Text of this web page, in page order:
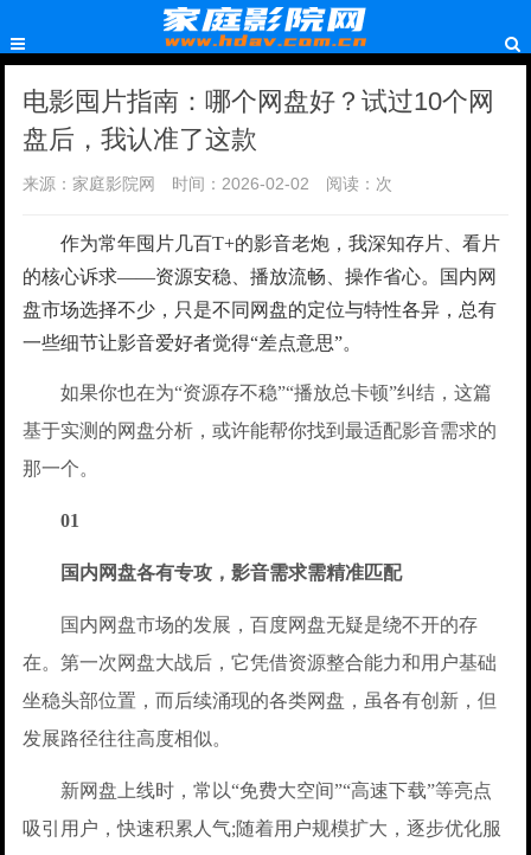
电影囤片指南：哪个网盘好？试过10个网
盘后，我认准了这款
来源：家庭影院网 时间：2026-02-02 阅读： 次
作为常年囤片几百T+的影音老炮，我深知存片、看片
的核心诉求——资源安稳、播放流畅、操作省心。国内网
盘市场选择不少，只是不同网盘的定位与特性各异，总有
一些细节让影音爱好者觉得“差点意思”。
如果你也在为“资源存不稳”“播放总卡顿”纠结，这篇
基于实测的网盘分析，或许能帮你找到最适配影音需求的
那一个。
01
国内网盘各有专攻，影音需求需精准匹配
国内网盘市场的发展，百度网盘无疑是绕不开的存
在。第一次网盘大战后，它凭借资源整合能力和用户基础
坐稳头部位置，而后续涌现的各类网盘，虽各有创新，但
发展路径往往高度相似。
新网盘上线时，常以“免费大空间”“高速下载”等亮点
吸引用户，快速积累人气;随着用户规模扩大，逐步优化服